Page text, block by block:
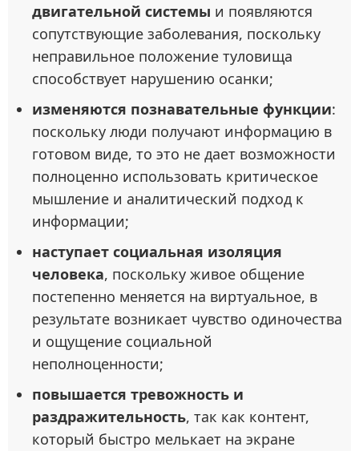
двигательной системы и появляются
сопутствующие заболевания, поскольку
неправильное положение туловища
способствует нарушению осанки;
изменяются познавательные функции:
поскольку люди получают информацию в
готовом виде, то это не дает возможности
полноценно использовать критическое
мышление и аналитический подход к
информации;
наступает социальная изоляция
человека, поскольку живое общение
постепенно меняется на виртуальное, в
результате возникает чувство одиночества
и ощущение социальной
неполноценности;
повышается тревожность и
раздражительность, так как контент,
который быстро мелькает на экране